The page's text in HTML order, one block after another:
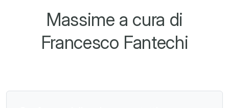
Massime a cura di
Francesco Fantechi